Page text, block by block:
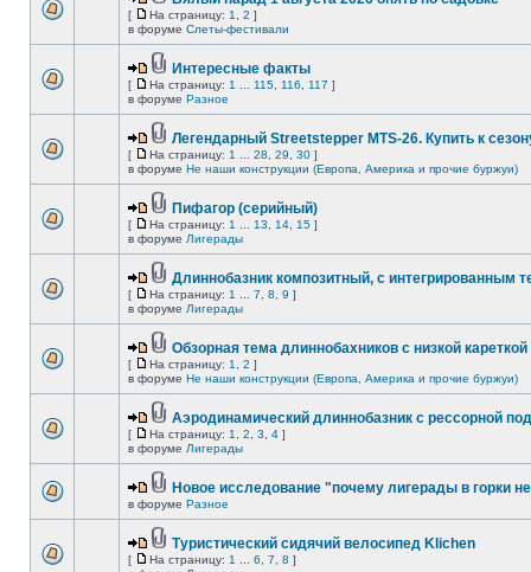
[ На страницу: 1 2 ]
в форуме Слеты-фестивали
Интересные факты
[ На страницу: 1 115 116 117 ]
в форуме Разное
Легендарный Streetstepper MTS-26. Купить к
[ На страницу: 1 28 29 30 ]
в форуме Не наши конструкции (Европа, Америка и прочие буржуи)
Пифагор (серийный)
[ На страницу: 1 13 14 15 ]
в форуме Лигерады
Длиннобазник композитный, с интегрированным
[ На страницу: 1 7 8 9 ]
в форуме Лигерады
Обзорная тема длиннобахников с низкой кареткой
[ На страницу: 1 2 ]
в форуме Не наши конструкции (Европа, Америка и прочие буржуи)
Аэродинамический длиннобазник с рессорной
[ На страницу: 1 2 3 4 ]
в форуме Лигерады
Новое исследование "почему лигерады в горки
в форуме Разное
Туристический сидячий велосипед Klichen
[ На страницу: 1 6 7 8 ]